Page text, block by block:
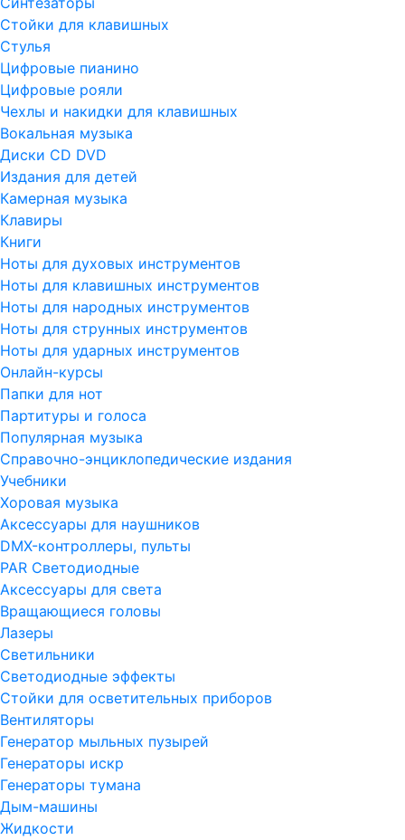
Стойки для клавишных
Стулья
Цифровые пианино
Цифровые рояли
Чехлы и накидки для клавишных
Вокальная музыка
Диски CD DVD
Издания для детей
Камерная музыка
Клавиры
Книги
Ноты для духовых инструментов
Ноты для клавишных инструментов
Ноты для народных инструментов
Ноты для струнных инструментов
Ноты для ударных инструментов
Онлайн-курсы
Папки для нот
Партитуры и голоса
Популярная музыка
Справочно-энциклопедические издания
Учебники
Хоровая музыка
Аксессуары для наушников
DMX-контроллеры, пульты
PAR Светодиодные
Аксессуары для света
Вращающиеся головы
Лазеры
Светильники
Светодиодные эффекты
Стойки для осветительных приборов
Вентиляторы
Генератор мыльных пузырей
Генераторы искр
Генераторы тумана
Дым-машины
Жидкости